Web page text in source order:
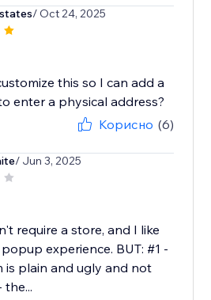
/ Oct 24, 2025
this so I can add a
enter a physical address?
Корисно (6)
/ Jun 3, 2025
require a store, and I like
experience. BUT: #1 -
is plain and ugly and not
the...